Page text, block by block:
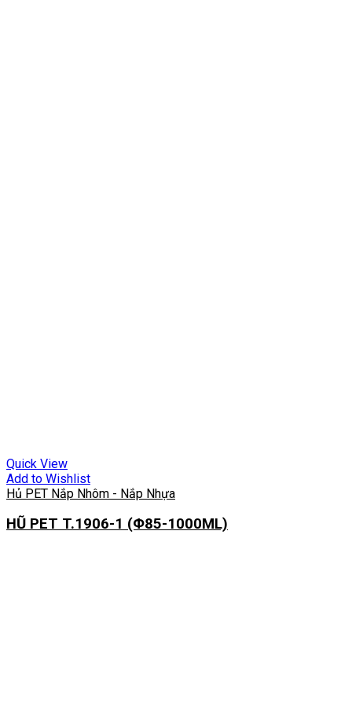
Quick View
Add to Wishlist
Hủ PET Nắp Nhôm - Nắp Nhựa
HŨ PET T.1906-1 (Φ85-1000ML)